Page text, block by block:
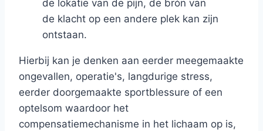
de lokatie van de pijn, de brón van
de klacht op een andere plek kan zijn
ontstaan.
Hierbij kan je denken aan eerder meegemaakte
ongevallen, operatie's, langdurige stress,
eerder doorgemaakte sportblessure of een
optelsom waardoor het
compensatiemechanisme in het lichaam op is,